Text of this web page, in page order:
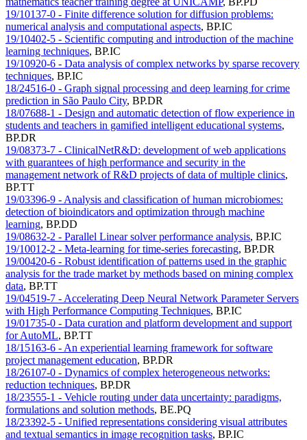
19/10137-0 - Finite difference solution for diffusion problems:
numerical analysis and computational aspects, BP.IC
19/10402-5 - Scientific computing and introduction of the machine
learning techniques, BP.IC
19/10920-6 - Data analysis of complex networks by sparse recovery
techniques, BP.IC
18/24516-0 - Graph signal processing and deep learning for crime
prediction in São Paulo City, BP.DR
18/07688-1 - Design and automatic detection of flow experience in
students and teachers in gamified intelligent educational systems,
BP.DR
19/08373-7 - ClinicalNetR&D: development of web applications
with guarantees of high performance and security in the
management network of R&D projects of data of multiple clinics,
BP.TT
19/03396-9 - Analysis and classification of human microbiomes:
detection of bioindicators and optimization through machine
learning, BP.DD
19/08632-2 - Parallel Linear solver performance analysis, BP.IC
19/10012-2 - Meta-learning for time-series forecasting, BP.DR
19/00420-6 - Robust identification of patterns used in the graphic
analysis for the trade market by methods based on mining complex
data, BP.TT
19/04519-7 - Accelerating Deep Neural Network Parameter Servers
with High Performance Computing Techniques, BP.IC
19/01735-0 - Data curation and platform development and support
for AutoML, BP.TT
18/15163-6 - An experiential learning framework for software
project management education, BP.DR
18/26107-0 - Dynamics of complex heterogeneous networks:
reduction techniques, BP.DR
18/23555-1 - Vehicle routing under data uncertainty: paradigms,
formulations and solution methods, BE.PQ
18/23392-5 - Unified representations considering visual attributes
and textual semantics in image recognition tasks, BP.IC